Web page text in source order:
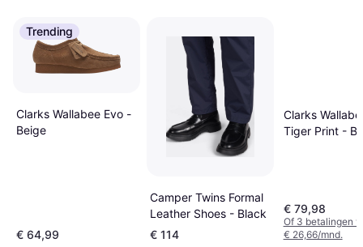
Trending
Clarks Wallabee Evo -
Beige
€ 64,99
Camper Twins Formal
Leather Shoes - Black
€ 114
Clarks
Tiger Print -
€ 79,98
Of 3 betalingen
€ 26,66/mnd.